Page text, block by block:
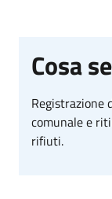
Cosa
Registrazione
comunale e
rifiuti.